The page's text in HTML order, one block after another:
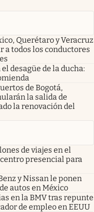
Querétaro y Veracruz
a todos los conductores
desagüe de la ducha:
de Bogotá,
la salida de
la renovación del
de viajes en el
presencial para
y Nissan le ponen
autos en México
en la BMV tras repunte
de empleo en EEUU